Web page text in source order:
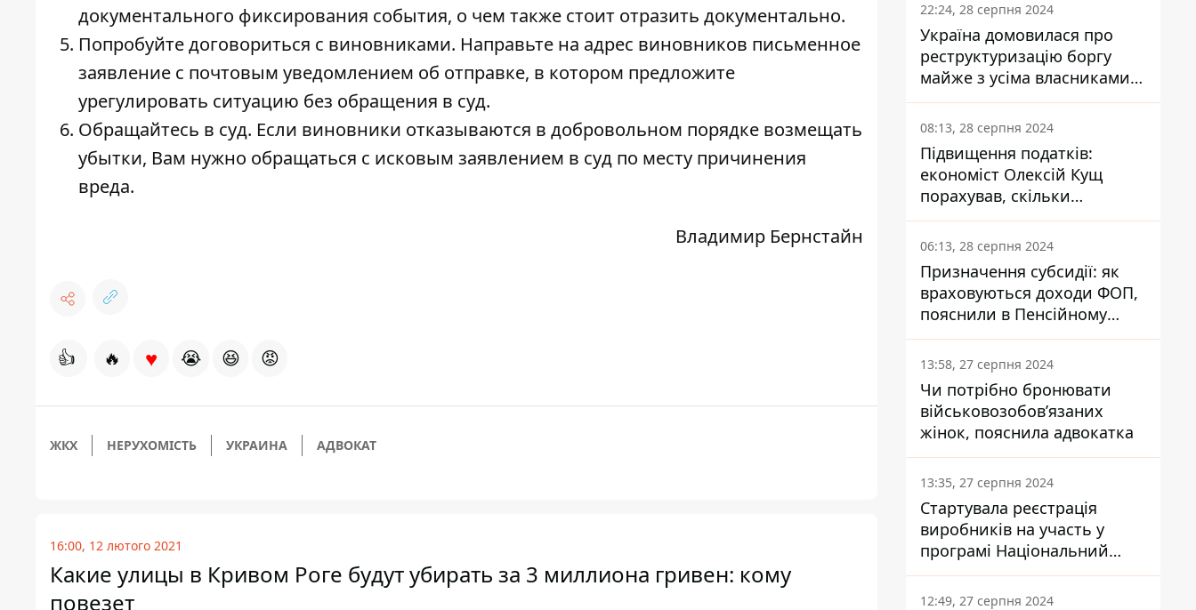
документального фиксирования события, о чем также стоит отразить документально.
Попробуйте договориться с виновниками. Направьте на адрес виновников письменное
заявление с почтовым уведомлением об отправке, в котором предложите
урегулировать ситуацию без обращения в суд.
Обращайтесь в суд. Если виновники отказываются в добровольном порядке возмещать
убытки, Вам нужно обращаться с исковым заявлением в суд по месту причинения
вреда.
Владимир Бернстайн
👍 🔥 ♥ 😭 😆 😡
ЖКХ НЕРУХОМІСТЬ УКРАИНА АДВОКАТ
16:00, 12 лютого 2021
Какие улицы в Кривом Роге будут убирать за 3 миллиона гривен: кому
повезет
22:24, 28 серпня 2024
Україна домовилася про
реструктуризацію боргу
майже з усіма власниками
єврооблігацій: що це
означає для країни
08:13, 28 серпня 2024
Підвищення податків:
економіст Олексій Кущ
порахував, скільки
заплатить кожен українець
06:13, 28 серпня 2024
Призначення субсидії: як
враховуються доходи ФОП,
пояснили в Пенсійному
фонді
13:58, 27 серпня 2024
Чи потрібно бронювати
військовозобов’язаних
жінок, пояснила адвокатка
13:35, 27 серпня 2024
Стартувала реєстрація
виробників на участь у
програмі Національний
кешбек: як це зробити
через портал Дія
12:49, 27 серпня 2024